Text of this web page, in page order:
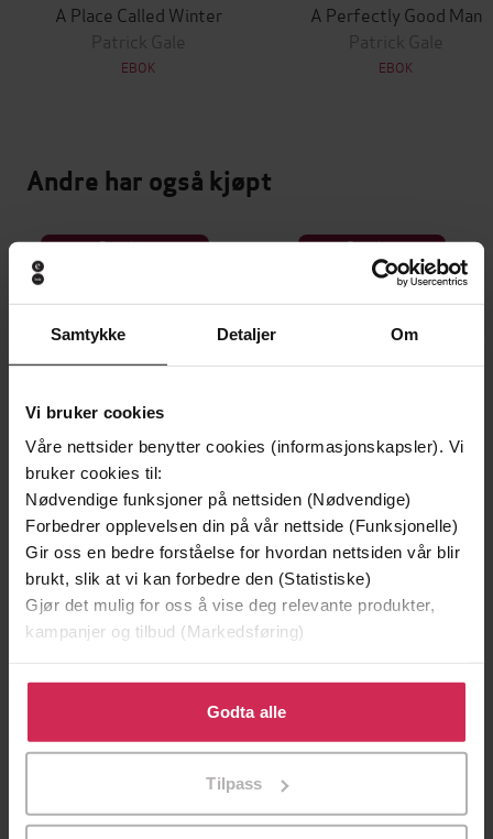
Samtykke Detaljer Om
Vi bruker cookies
Våre nettsider benytter cookies (informasjonskapsler). Vi
bruker cookies til:
Nødvendige funksjoner på nettsiden (Nødvendige)
Forbedrer opplevelsen din på vår nettside (Funksjonelle)
Gir oss en bedre forståelse for hvordan nettsiden vår blir
brukt, slik at vi kan forbedre den (Statistiske)
Gjør det mulig for oss å vise deg relevante produkter,
kampanjer og tilbud (Markedsføring)
Klikk på «Godta alle» for å gi oss ditt samtykke til å
bruke cookies for alle disse formålene. Du kan også
tilpasse ditt samtykke til spesifikke formål ved å klikke
Godta alle
Tilpass
A Place Called Winter
Patrick Gale
EBOK
A Perfectly Good Man
Patrick Gale
EBOK
Andre har også kjøpt
Premium
199,-
Minnesota
Jo Nesbø
Premium
Første gang på tilbud
Utskudd
A quirky, comedic novel of breakdown,